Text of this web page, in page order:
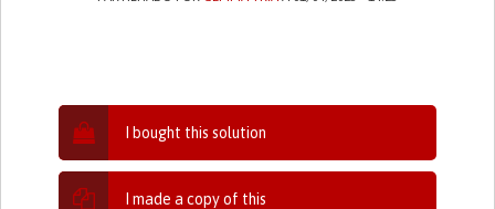
I bought this solution
I made a copy of this